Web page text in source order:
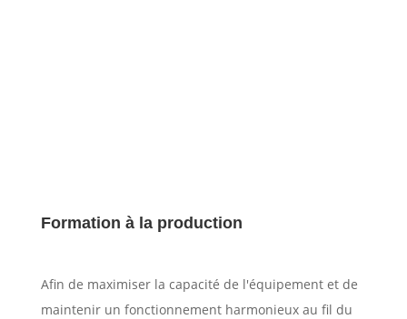
Formation à la production
Afin de maximiser la capacité de l'équipement et de
maintenir un fonctionnement harmonieux au fil du